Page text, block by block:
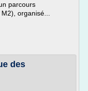
parcours
organisé...
des